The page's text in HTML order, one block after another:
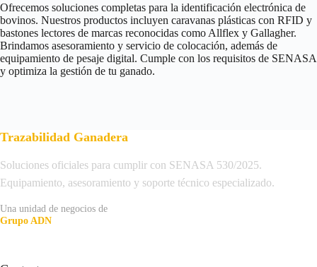
Ofrecemos soluciones completas para la identificación electrónica de
bovinos. Nuestros productos incluyen caravanas plásticas con RFID y
bastones lectores de marcas reconocidas como Allflex y Gallagher.
Brindamos asesoramiento y servicio de colocación, además de
equipamiento de pesaje digital. Cumple con los requisitos de SENASA
y optimiza la gestión de tu ganado.
Trazabilidad Ganadera
Soluciones oficiales para cumplir con SENASA 530/2025.
Equipamiento, asesoramiento y soporte técnico especializado.
Una unidad de negocios de
Grupo ADN